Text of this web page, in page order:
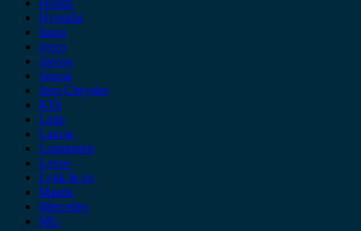
Hyundai
Isuzu
iveco
Jaecoo
Jaguar
Jeep Chrysler
KIA
Lada
Lancia
Leapmotor
Lexus
Lynk & co
Mazda
Mercedes
MG